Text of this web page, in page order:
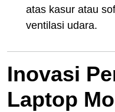
atas kasur atau
ventilasi udara.
Inovasi
Laptop